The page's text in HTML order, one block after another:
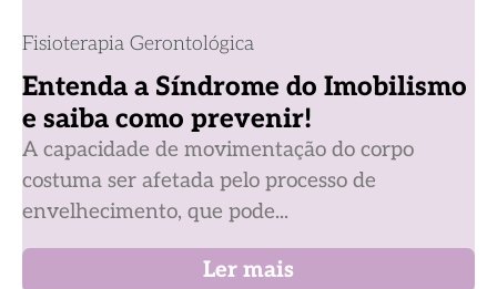
Fisioterapia Gerontológica
Entenda a Síndrome do Imobilismo
e saiba como prevenir!
A capacidade de movimentação do corpo
costuma ser afetada pelo processo de
envelhecimento, que pode...
Ler mais